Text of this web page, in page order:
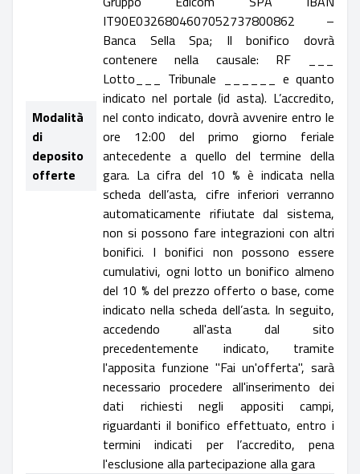
Modalità
di
deposito
offerte
IT90E0326804607052737800862 –
Banca Sella Spa; Il bonifico dovrà
contenere nella causale: RF ___
Lotto___ Tribunale ______ e quanto
indicato nel portale (id asta). L’accredito,
nel conto indicato, dovrà avvenire entro le
ore 12:00 del primo giorno feriale
antecedente a quello del termine della
gara. La cifra del 10 % è indicata nella
scheda dell’asta, cifre inferiori verranno
automaticamente rifiutate dal sistema,
non si possono fare integrazioni con altri
bonifici. I bonifici non possono essere
cumulativi, ogni lotto un bonifico almeno
del 10 % del prezzo offerto o base, come
indicato nella scheda dell’asta. In seguito,
accedendo all'asta dal sito
precedentemente indicato, tramite
l'apposita funzione "Fai un'offerta", sarà
necessario procedere all'inserimento dei
dati richiesti negli appositi campi,
riguardanti il bonifico effettuato, entro i
termini indicati per l’accredito, pena
l'esclusione alla partecipazione alla gara